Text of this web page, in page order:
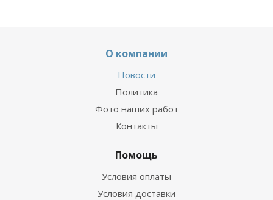
О компании
Новости
Политика
Фото наших работ
Контакты
Помощь
Условия оплаты
Условия доставки